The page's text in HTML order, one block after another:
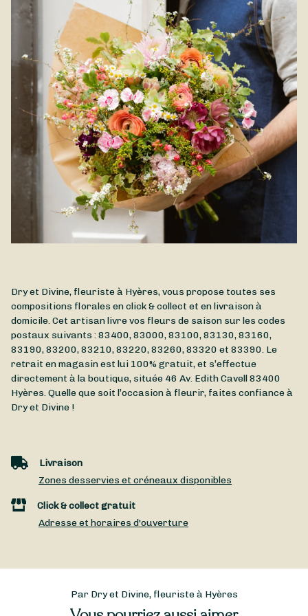
disponible à la livraison à Hyères et à proximité.
Dry et Divine, fleuriste à Hyères, vous propose toutes ses
compositions florales en click & collect et en livraison à
domicile. Cet artisan livre vos fleurs de saison sur les codes
postaux suivants : 83400, 83000, 83100, 83130, 83160,
83190, 83200, 83210, 83220, 83260, 83320 et 83390. Le
retrait en magasin est lui 100% gratuit, et s’effectue
directement à la boutique, située 46 Av. Edith Cavell83400
Hyères. Quelle que soit l’occasion à fleurir, faites confiance à
Dry et Divine !
Livraison
Zones desservies et créneaux disponibles
Click & collect gratuit
Adresse et horaires d'ouverture
Par Dry et Divine, fleuriste à Hyères